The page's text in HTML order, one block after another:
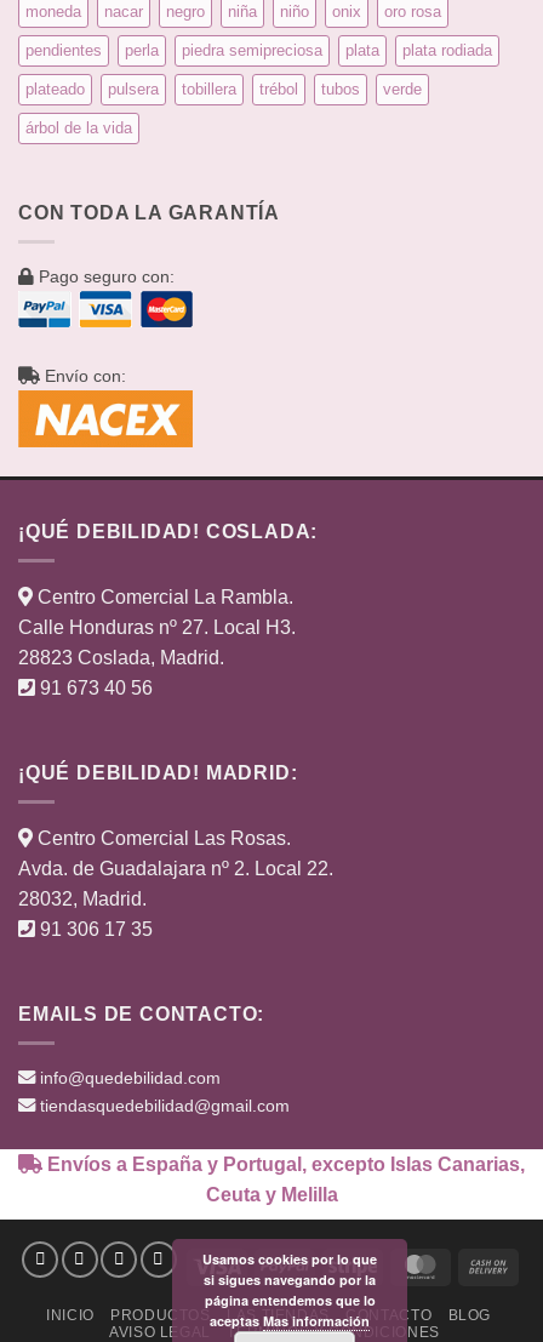
moneda nacar negro niña niño onix oro rosa
pendientes perla piedra semipreciosa plata plata rodiada
plateado pulsera tobillera trébol tubos verde
árbol de la vida
CON TODA LA GARANTÍA
Pago seguro con:
Envío con:
¡QUÉ DEBILIDAD! COSLADA:
Centro Comercial La Rambla.
Calle Honduras nº 27. Local H3.
28823 Coslada, Madrid.
91 673 40 56
¡QUÉ DEBILIDAD! MADRID:
Centro Comercial Las Rosas.
Avda. de Guadalajara nº 2. Local 22.
28032, Madrid.
91 306 17 35
EMAILS DE CONTACTO:
info@quedebilidad.com
tiendasquedebilidad@gmail.com
Envíos a España y Portugal, excepto Islas Canarias,
Ceuta y Melilla
Visa PayPal Stripe MasterCard
INICIO PRODUCTOS LAS TIENDAS CONTACTO
BLOG
AVISO LEGAL
TÉRMINOS Y CONDICIONES
Usamos cookies por lo que
si sigues navegando por la
página entendemos que lo
aceptas Mas información